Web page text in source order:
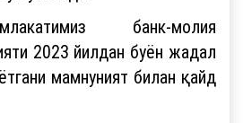
банк-молия
2023 йилдан буён жадал
мамнуният билан қайд